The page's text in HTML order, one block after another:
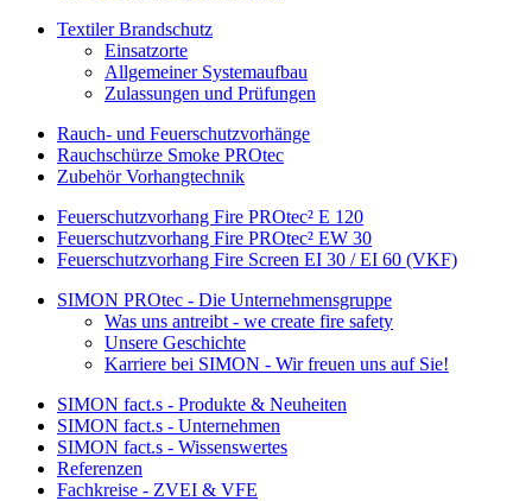
Textiler Brandschutz
Einsatzorte
Allgemeiner Systemaufbau
Zulassungen und Prüfungen
Rauch- und Feuerschutzvorhänge
Rauchschürze Smoke PROtec
Zubehör Vorhangtechnik
Feuerschutzvorhang Fire PROtec² E 120
Feuerschutzvorhang Fire PROtec² EW 30
Feuerschutzvorhang Fire Screen EI 30 / EI 60 (VKF)
SIMON PROtec - Die Unternehmensgruppe
Was uns antreibt - we create fire safety
Unsere Geschichte
Karriere bei SIMON - Wir freuen uns auf Sie!
SIMON fact.s - Produkte & Neuheiten
SIMON fact.s - Unternehmen
SIMON fact.s - Wissenswertes
Referenzen
Fachkreise - ZVEI & VFE